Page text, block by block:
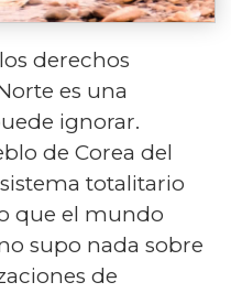
derechos
es una
ignorar.
de Corea del
totalitario
que el mundo
supo nada sobre
de